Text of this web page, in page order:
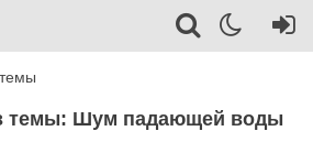
темы: Шум падающей воды